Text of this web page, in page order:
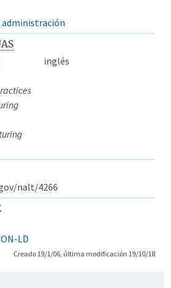
administración
inglés
nalt/4266
LD
Creado 19/1/06, última modificación 19/10/18